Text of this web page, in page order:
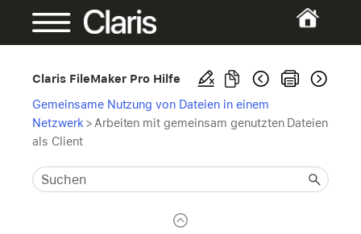
Claris FileMaker Pro Hilfe
Gemeinsame Nutzung von Dateien in einem
Netzwerk > Arbeiten mit gemeinsam genutzten Dateien
als Client